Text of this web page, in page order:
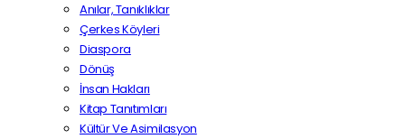
Anılar, Tanıklıklar
Çerkes Köyleri
Diaspora
Dönüş
İnsan Hakları
Kitap Tanıtımları
Kültür Ve Asimilasyon